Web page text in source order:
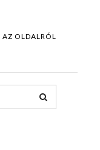
AZ OLDALRÓL